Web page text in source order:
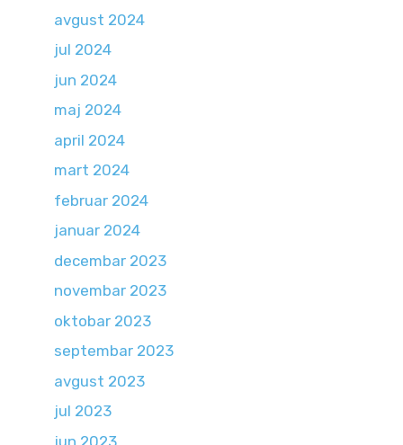
avgust 2024
jul 2024
jun 2024
maj 2024
april 2024
mart 2024
februar 2024
januar 2024
decembar 2023
novembar 2023
oktobar 2023
septembar 2023
avgust 2023
jul 2023
jun 2023